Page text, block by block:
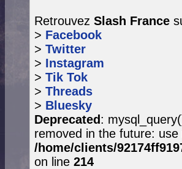
Retrouvez Slash France
> Facebook
> Twitter
> Instagram
> Tik Tok
> Threads
> Bluesky
Deprecated:
removed in the future:
/home/clients/
on line 214